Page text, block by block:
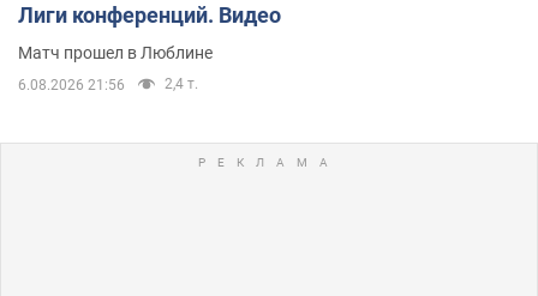
Лиги конференций. Видео
Матч прошел в Люблине
6.08.2026 21:56 2,4 т.